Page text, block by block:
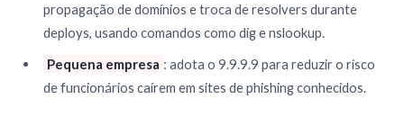
propagação de domínios e troca de resolvers durante
deploys, usando comandos como dig e nslookup.
Pequena empresa : adota o 9.9.9.9 para reduzir o risco
de funcionários caírem em sites de phishing conhecidos.